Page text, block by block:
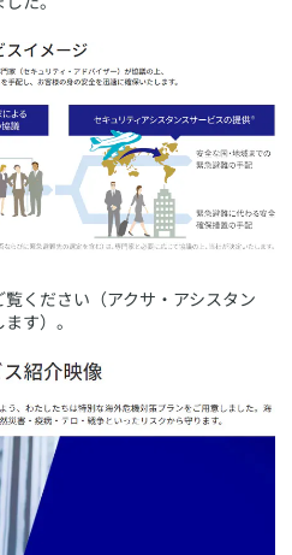
覧ください（アクサ・アシスタン
す）。